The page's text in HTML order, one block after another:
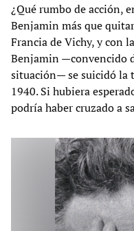
¿Qué rumbo de acción,
Benjamin más que
Francia de Vichy, y con
Benjamin —convencido
situación— se suicidó la
1940. Si hubiera
podría haber cruzado a